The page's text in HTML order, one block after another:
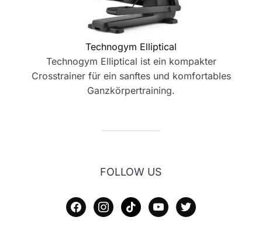
Technogym Elliptical
Technogym Elliptical ist ein kompakter
Crosstrainer für ein sanftes und komfortables
Ganzkörpertraining.
FOLLOW US
facebookinstagram
tiktok youtubetwitter